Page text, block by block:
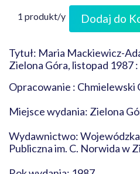
1 produkt/y Dodaj do
Tytuł: Maria Mackiewicz-
Zielona Góra, listopad 1987
Opracowanie : Chmielewski
Miejsce wydania: Zielona
Wydawnictwo:
Publiczna im. C. Norwida w